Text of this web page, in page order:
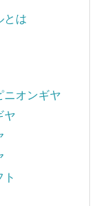
とは
ニオンギヤ
ヤ